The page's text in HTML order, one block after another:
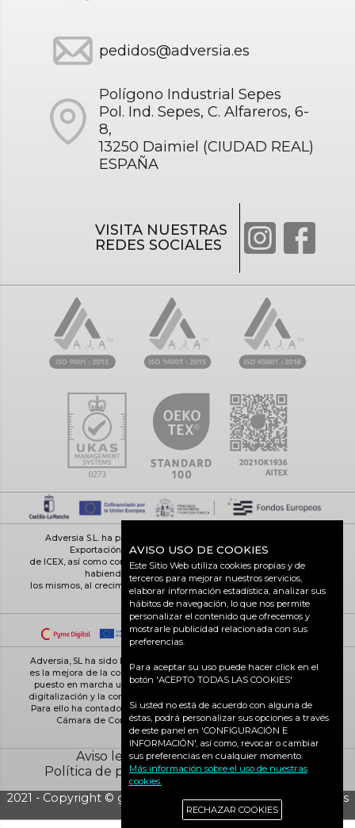
pedidos@adversia.es
Polígono Industrial Sepes
Pol. Ind. Sepes, C. Alfareros, 6-
8,
13250 Daimiel (CIUDAD REAL)
ESPAÑA
VISITA NUESTRAS
REDES SOCIALES
Adversia S.L. ha participado en el Programa de Iniciación a la
Exportación ICEX-Next, y ha contado con el apoyo
de ICEX, así como con la cofinanciación de Fondos europeos FEDER,
habiendo contribuido según la medida de
los mismos, al crecimiento económico de esta empresa, su región y
de España en su conjunto
Adversia, SL ha sido beneficiaria de Fondos Europeos, cuyo objetivo
es la mejora de la competitividad de las PYMES, y gracias al cual ha
puesto en marcha un Plan de Acción con el objetivo de reforzar la
digitalización y la competitividad de las pymes durante el año 2025.
Para ello ha contado con el apoyo del Programa Pyme Digital de la
Cámara de Comercio de Ciudad Real. #EuropaSeSiente
Aviso legal
Política de cookies
Política de privacidad
Ciudad Real activa
2021 - Copyright © grupo Adversia S.L. - Todos los derechos
reservados
AVISO USO DE COOKIES
Este Sitio Web utiliza cookies propias y de
terceros para mejorar nuestros servicios,
elaborar información estadística, analizar sus
hábitos de navegación, lo que nos permite
personalizar el contenido que ofrecemos y
mostrarle publicidad relacionada con sus
preferencias.
Para aceptar su uso puede hacer click en el
botón 'ACEPTO TODAS LAS COOKIES'
Si usted no está de acuerdo con alguna de
éstas, podrá personalizar sus opciones a través
de este panel en 'CONFIGURACIÓN E
INFORMACIÓN', así como, revocar o cambiar
sus preferencias en cualquier momento.
Más información sobre el uso de nuestras
cookies.
RECHAZAR COOKIES